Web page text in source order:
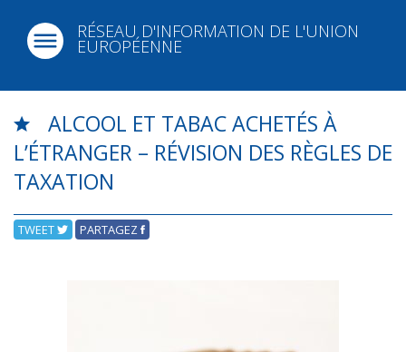
RÉSEAU D'INFORMATION DE L'UNION
EUROPÉENNE
ALCOOL ET TABAC ACHETÉS À
L’ÉTRANGER – RÉVISION DES RÈGLES DE
TAXATION
TWEET PARTAGEZ